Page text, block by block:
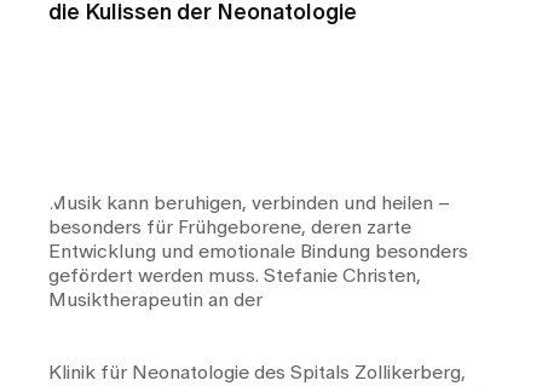
die Kulissen der Neonatologie
Musik kann beruhigen, verbinden und heilen –
besonders für Frühgeborene, deren zarte
Entwicklung und emotionale Bindung besonders
gefördert werden muss. Stefanie Christen,
Musiktherapeutin an der
Klinik für Neonatologie des Spitals Zollikerberg,